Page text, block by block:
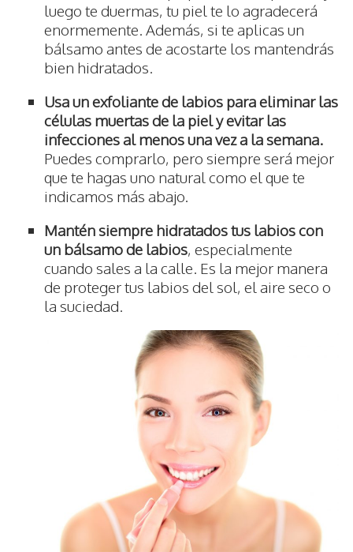
luego te duermas, tu piel te lo agradecerá
enormemente. Además, si te aplicas un
bálsamo antes de acostarte los mantendrás
bien hidratados.
Usa un exfoliante de labios para eliminar las
células muertas de la piel y evitar las
infecciones al menos una vez a la semana.
Puedes comprarlo, pero siempre será mejor
que te hagas uno natural como el que te
indicamos más abajo.
Mantén siempre hidratados tus labios con
un bálsamo de labios, especialmente
cuando sales a la calle. Es la mejor manera
de proteger tus labios del sol, el aire seco o
la suciedad.